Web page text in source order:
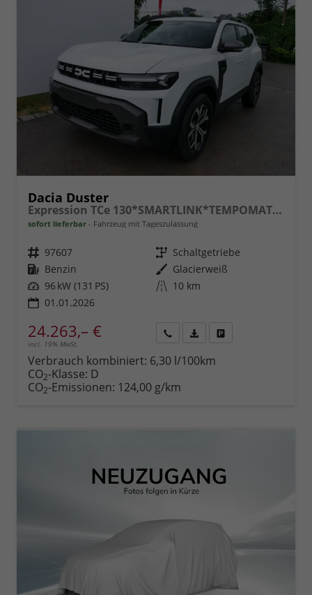
Dacia Duster
Expression TCe 130*SMARTLINK*TEMPOMAT*LED*PDC-KAMERA*SHZ*KLIMA*17-ZOLL
sofort lieferbar Fahrzeug mit Tageszulassung
Fahrzeugnr. 97607 Getriebe Schaltgetriebe
Kraftstoff Benzin Außenfarbe Glacierweiß
Leistung 96 kW (131 PS) Kilometerstand 10 km
01.01.2026
24.263,– €
incl. 19% MwSt.
anfordern
Datei,
Verbrauch kombiniert: 6,30 l/100km
CO2-Klasse: D
CO2-Emissionen: 124,00 g/km